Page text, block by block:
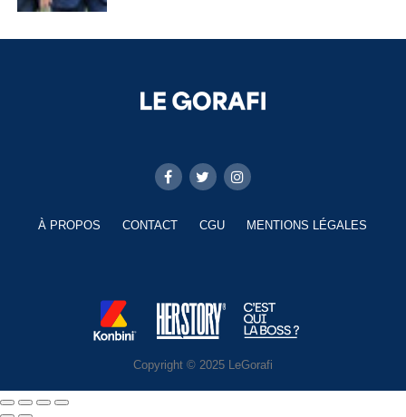
À PROPOS CONTACT CGU MENTIONS LÉGALES
Copyright © 2025 LeGorafi